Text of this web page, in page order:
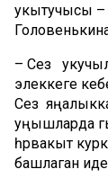
укытучысы –
– Сез
элеккеге
Сез
уңышларда
һәрвакыт
башлаган